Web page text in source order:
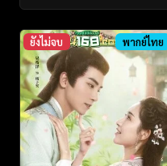
ยังไม่จบ พากย์ไทย